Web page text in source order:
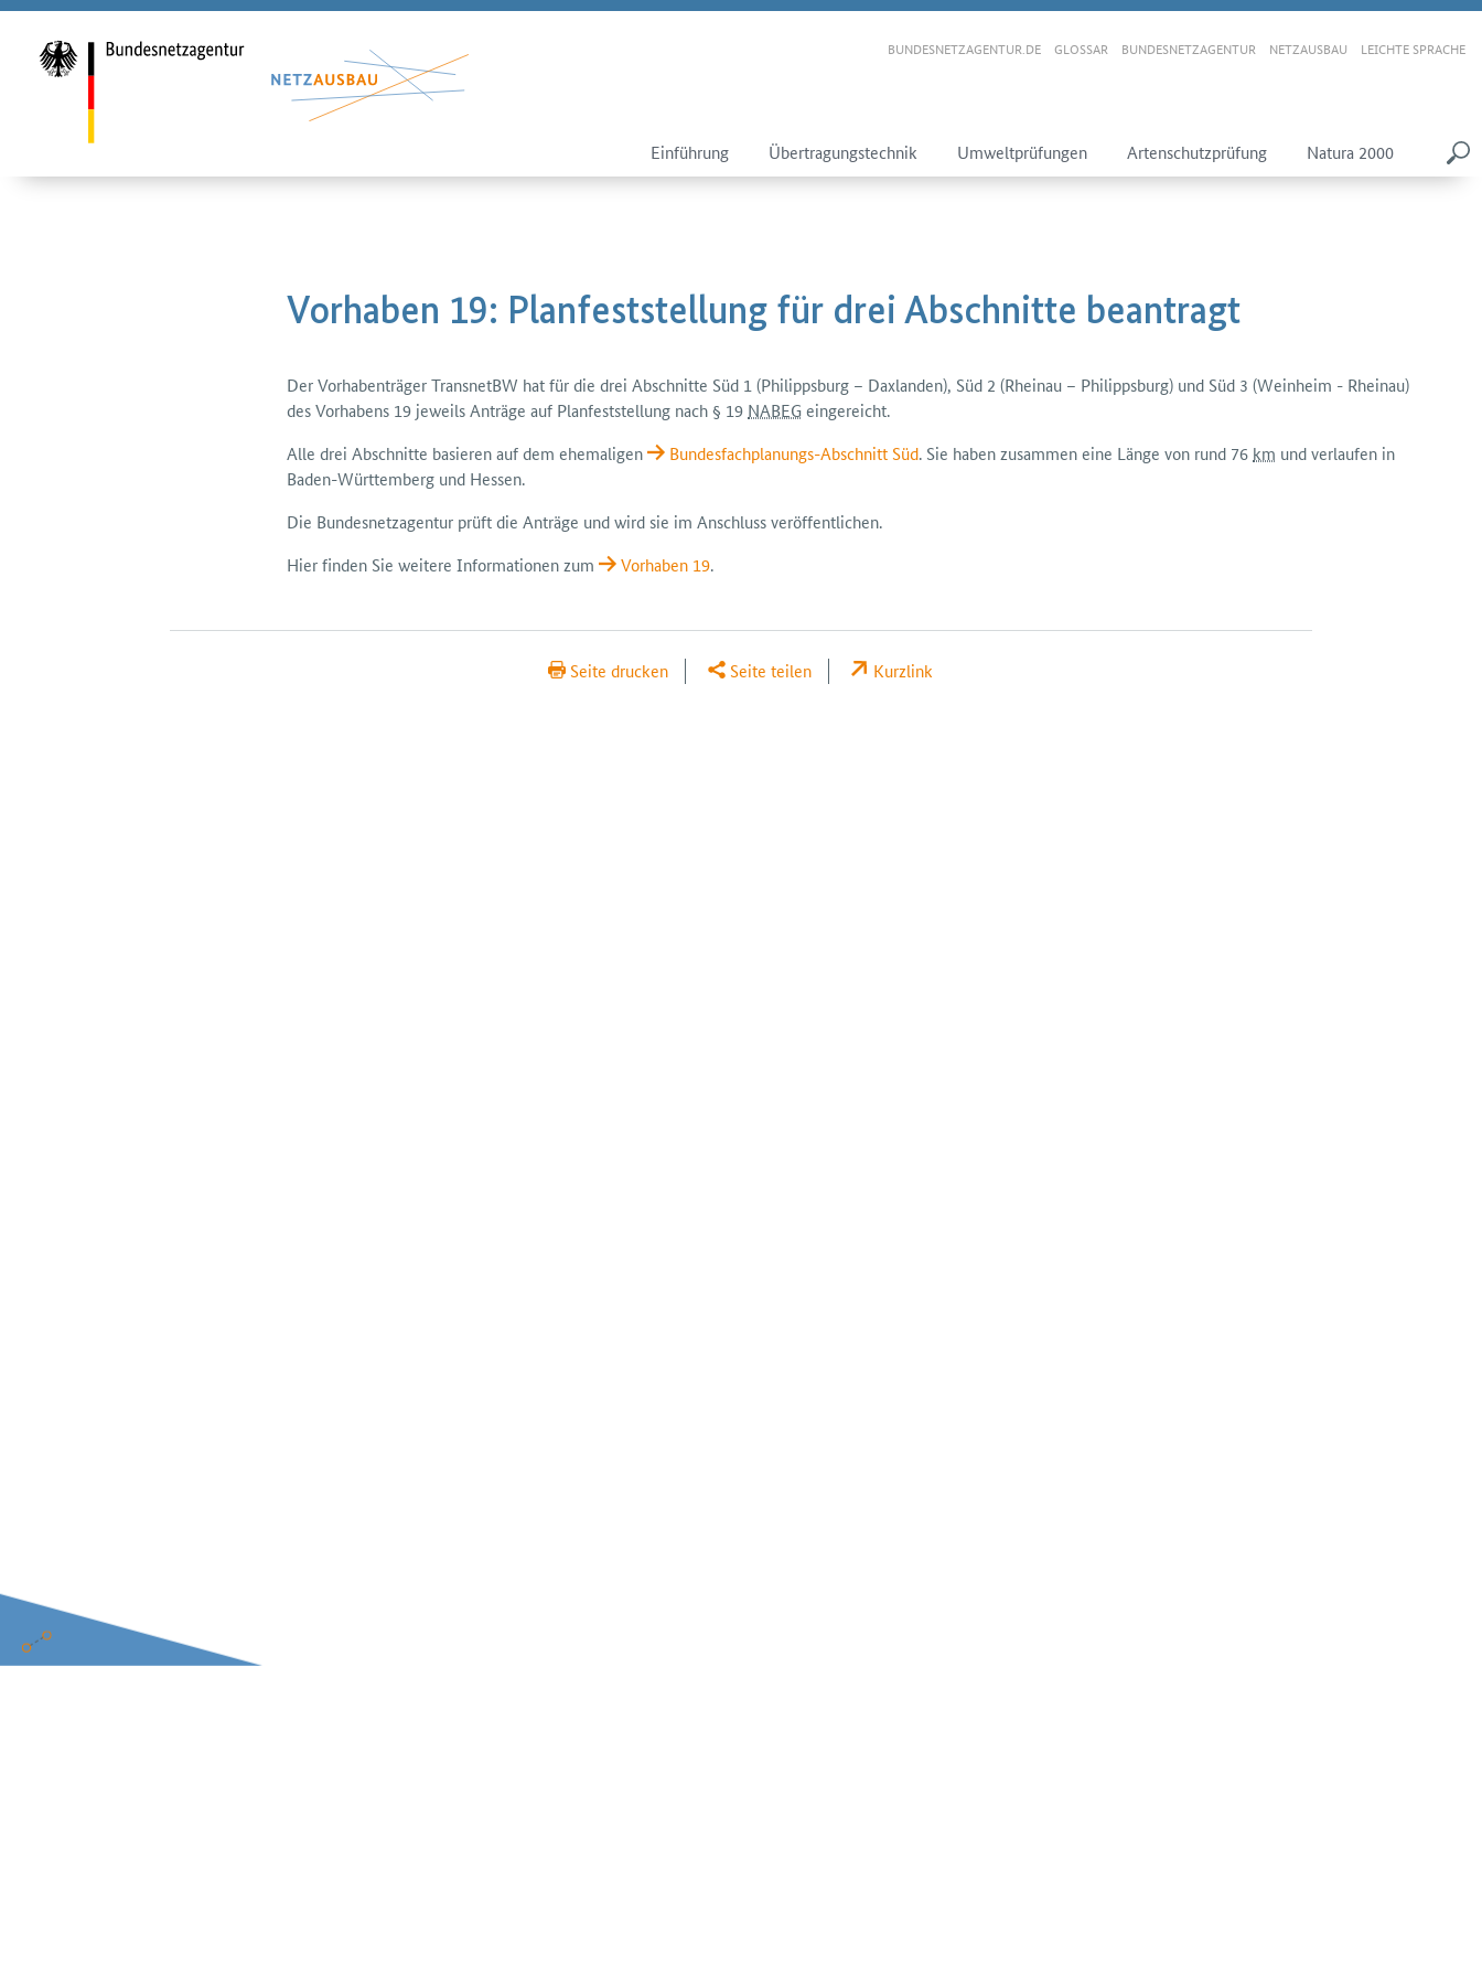
BUNDESNETZAGENTUR.DE GLOSSAR BUNDESNETZAGENTUR NETZAUSBAU LEICHTE SPRACHE
Einführung Übertragungstechnik Umweltprüfungen Artenschutzprüfung Natura 2000
Vorhaben 19: Planfeststellung für drei Abschnitte beantragt
Der Vorhabenträger TransnetBW hat für die drei Abschnitte Süd 1 (Philippsburg – Daxlanden), Süd 2 (Rheinau – Philippsburg) und Süd 3 (Weinheim - Rheinau)
des Vorhabens 19 jeweils Anträge auf Planfeststellung nach § 19 NABEGeingereicht.
Alle drei Abschnitte basieren auf dem ehemaligen
Bundesfachplanungs-Abschnitt Süd. Sie haben zusammen eine Länge von rund 76 km und verlaufen in
Baden-Württemberg und Hessen.
Die Bundes­netz­agentur prüft die Anträge und wird sie im Anschluss veröffent­lichen.
Hier finden Sie weitere Informationen zum
Vorhaben 19.
Seite drucken Seite teilen Kurzlink